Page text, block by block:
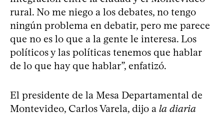
rural. No me niego a los debates, no tengo
ningún problema en debatir, pero me parece
que no es lo que a la gente le interesa. Los
políticos y las políticas tenemos que hablar
de lo que hay que hablar”, enfatizó.
El presidente de la Mesa Departamental de
Montevideo, Carlos Varela, dijo a la diaria